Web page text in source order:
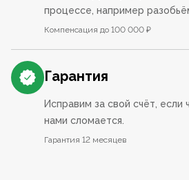
процессе, например
Компенсация до 100 000 ₽
Гарантия
Исправим за свой счёт, если
нами сломается.
Гарантия 12 месяцев